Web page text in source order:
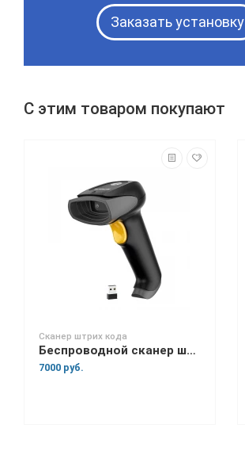
Заказать установку
С этим товаром покупают
Сканер штрих кода
Беспроводной сканер штрих-кода Space Lite BT
7000 руб.